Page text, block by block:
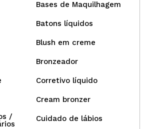
Bases de Maquilhagem
Batons líquidos
Blush em creme
Bronzeador
Corretivo líquido
Cream bronzer
/
Cuidado de lábios